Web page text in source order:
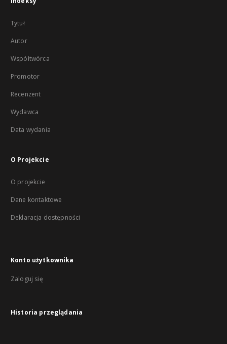
Tytuł
Autor
Współtwórca
Promotor
Recenzent
Wydawca
Data wydania
O Projekcie
O projekcie
Dane kontaktowe
Deklaracja dostępności
Konto użytkownika
Zaloguj się
Historia przeglądania